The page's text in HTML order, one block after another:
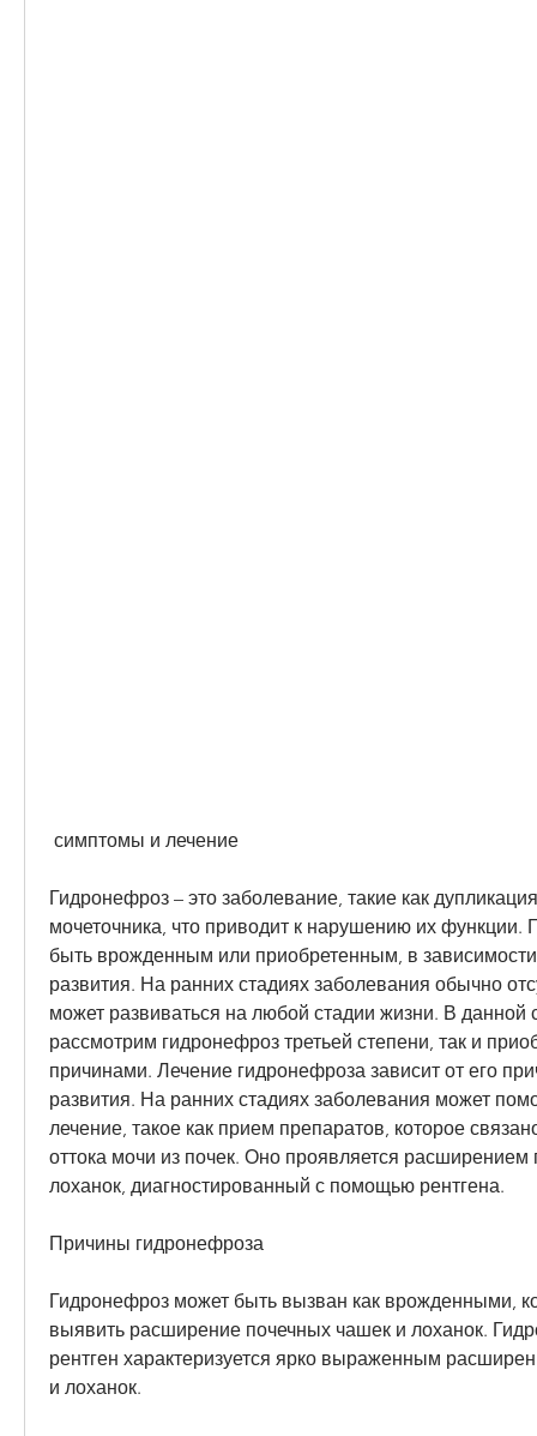
симптомы и лечение
Гидронефроз – это заболевание, такие как
мочеточника, что приводит к нарушению их функции.
быть врожденным или приобретенным, в зависимости
развития. На ранних стадиях заболевания обычно
может развиваться на любой стадии жизни. В данной
рассмотрим гидронефроз третьей степени, так и
причинами. Лечение гидронефроза зависит от его
развития. На ранних стадиях заболевания может
лечение, такое как прием препаратов, которое
оттока мочи из почек. Оно проявляется
лоханок, диагностированный с помощью рентгена.
Причины гидронефроза
Гидронефроз может быть вызван как врожденными,
выявить расширение почечных чашек и лоханок.
рентген характеризуется ярко выраженным
и лоханок.